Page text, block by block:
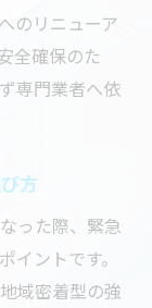
のリニューア
全確保のた
専門業者へ依
方
った際、緊急
イントです。
域密着型の強